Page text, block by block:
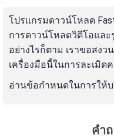
โปรแกรมดาวน์โหลด
การดาวน์โหลดวิดีโอแล
อย่างไรก็ตาม เราขอสง
เครื่องมือนี้ในการละเมิ
อ่านข้อกำหนดในการให้บ
คำ